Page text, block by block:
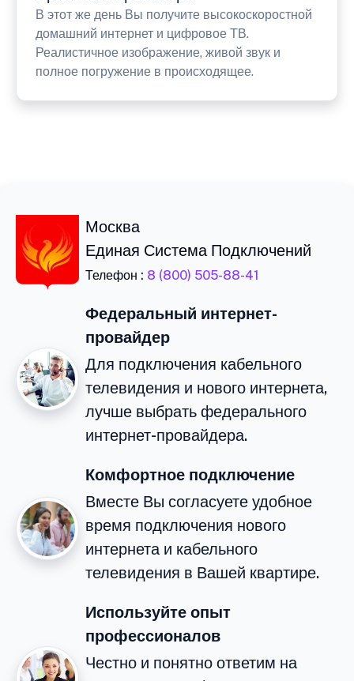
В этот же день Вы получите высокоскоростной
домашний интернет и цифровое ТВ.
Реалистичное изображение, живой звук и
полное погружение в происходящее.
Москва
Единая Система Подключений
Телефон : 8 (800) 505-88-41
Федеральный интернет-
провайдер
Для подключения кабельного
телевидения и нового интернета,
лучше выбрать федерального
интернет-провайдера.
Комфортное подключение
Вместе Вы согласуете удобное
время подключения нового
интернета и кабельного
телевидения в Вашей квартире.
Используйте опыт
профессионалов
Честно и понятно ответим на